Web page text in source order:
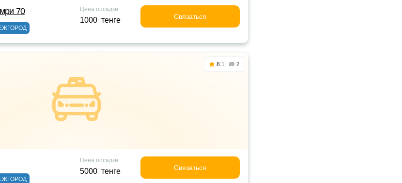
70 Цена посадки
1000 тенге Связаться
8.1 2
Цена посадки
5000 тенге Связаться